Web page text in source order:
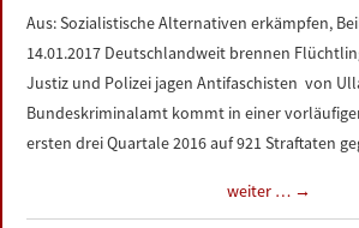
DATENSCHUTZERKLÄRUNG
IMPRESSUM
Aus: Sozialistische Alternativen erkämpfen,
14.01.2017 Deutschlandweit brennen
Justiz und Polizei jagen Antifaschisten von
Bundeskriminalamt kommt in einer
ersten drei Quartale 2016 auf 921 Straftaten
weiter … →